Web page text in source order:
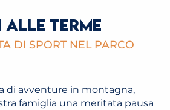
ALLE TERME
DI SPORT NEL PARCO
di avventure in montagna,
famiglia una meritata pausa